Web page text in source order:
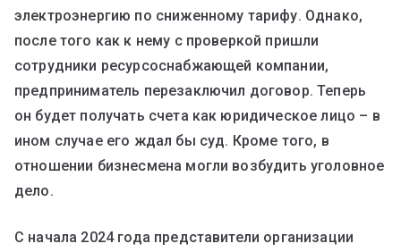
электроэнергию по сниженному тарифу. Однако,
после того как к нему с проверкой пришли
сотрудники ресурсоснабжающей компании,
предприниматель перезаключил договор. Теперь
он будет получать счета как юридическое лицо – в
ином случае его ждал бы суд. Кроме того, в
отношении бизнесмена могли возбудить уголовное
дело.
С начала 2024 года представители организации